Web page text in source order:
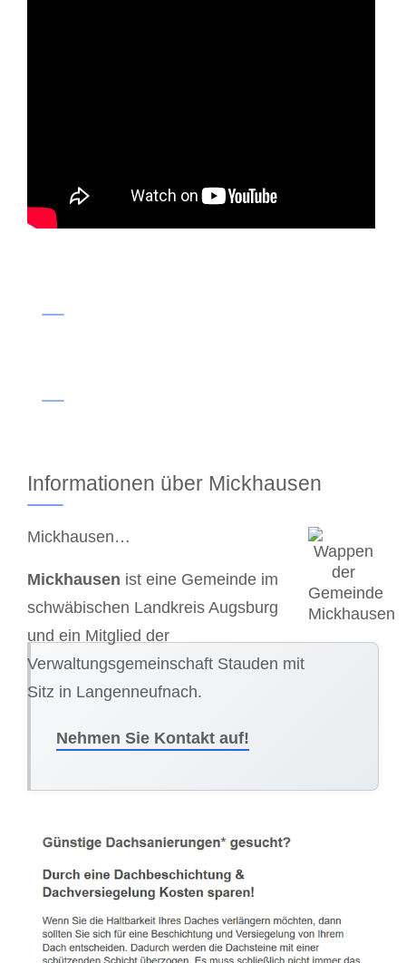
Informationen über Mickhausen
Mickhausen…
Mickhausen ist eine Gemeinde im
schwäbischen Landkreis Augsburg
und ein Mitglied der
Verwaltungsgemeinschaft Stauden mit
Sitz in Langenneufnach.
Nehmen Sie Kontakt auf!